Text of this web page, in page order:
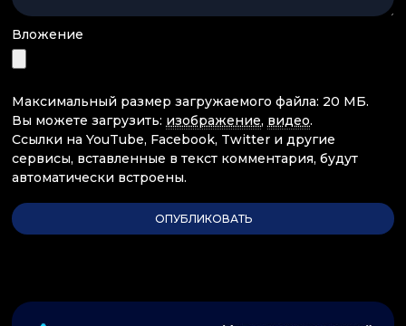
Вложение
Максимальный размер загружаемого файла: 20 МБ.
Вы можете загрузить: изображение, видео.
Ссылки на YouTube, Facebook, Twitter и другие
сервисы, вставленные в текст комментария, будут
автоматически встроены.